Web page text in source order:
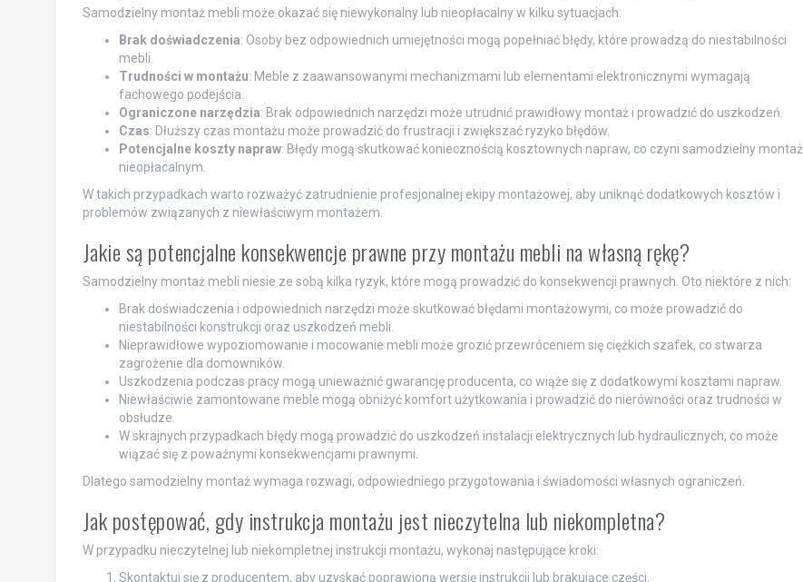
Samodzielny montaż mebli może okazać się niewykonalny lub nieopłacalny w kilku sytuacjach:
Brak doświadczenia: Osoby bez odpowiednich umiejętności mogą popełniać błędy, które prowadzą do niestabilności
mebli.
Trudności w montażu: Meble z zaawansowanymi mechanizmami lub elementami elektronicznymi wymagają
fachowego podejścia.
Ograniczone narzędzia: Brak odpowiednich narzędzi może utrudnić prawidłowy montaż i prowadzić do uszkodzeń.
Czas: Dłuższy czas montażu może prowadzić do frustracji i zwiększać ryzyko błędów.
Potencjalne koszty napraw: Błędy mogą skutkować koniecznością kosztownych napraw, co czyni samodzielny montaż
nieopłacalnym.
W takich przypadkach warto rozważyć zatrudnienie profesjonalnej ekipy montażowej, aby uniknąć dodatkowych kosztów i
problemów związanych z niewłaściwym montażem.
Jakie są potencjalne konsekwencje prawne przy montażu mebli na własną rękę?
Samodzielny montaż mebli niesie ze sobą kilka ryzyk, które mogą prowadzić do konsekwencji prawnych. Oto niektóre z nich:
Brak doświadczenia i odpowiednich narzędzi może skutkować błędami montażowymi, co może prowadzić do
niestabilności konstrukcji oraz uszkodzeń mebli.
Nieprawidłowe wypoziomowanie i mocowanie mebli może grozić przewróceniem się ciężkich szafek, co stwarza
zagrożenie dla domowników.
Uszkodzenia podczas pracy mogą unieważnić gwarancję producenta, co wiąże się z dodatkowymi kosztami napraw.
Niewłaściwie zamontowane meble mogą obniżyć komfort użytkowania i prowadzić do nierówności oraz trudności w
obsłudze.
W skrajnych przypadkach błędy mogą prowadzić do uszkodzeń instalacji elektrycznych lub hydraulicznych, co może
wiązać się z poważnymi konsekwencjami prawnymi.
Dlatego samodzielny montaż wymaga rozwagi, odpowiedniego przygotowania i świadomości własnych ograniczeń.
Jak postępować, gdy instrukcja montażu jest nieczytelna lub niekompletna?
W przypadku nieczytelnej lub niekompletnej instrukcji montażu, wykonaj następujące kroki:
Skontaktuj się z producentem, aby uzyskać poprawioną wersję instrukcji lub brakujące części.